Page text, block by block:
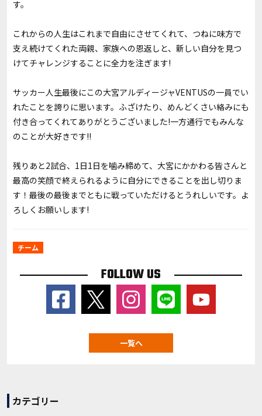
す。
これからの人生はこれまで自由にさせてくれて、つねに味方で
支え続けてくれた両親、家族への恩返しと、新しい自分を見つ
けてチャレンジすることに全力を注ぎます!
サッカー人生最後にこの大宮アルディージャVENTUSの一員でい
れたことを誇りに思います。ふざけたり、めんどくさい絡みにも
付き合ってくれてありがとうございました!一方通行でもみんな
のことが大好きです!!
残りあと2試合、1日1日を噛み締めて、大宮にかかわる皆さんと
最高の笑顔で終えられるように自分にできることを出し切りま
す！最後の最後までともに戦っていただけるとうれしいです。よ
ろしくお願いします!
チーム
FOLLOW US
一覧へ
カテゴリー